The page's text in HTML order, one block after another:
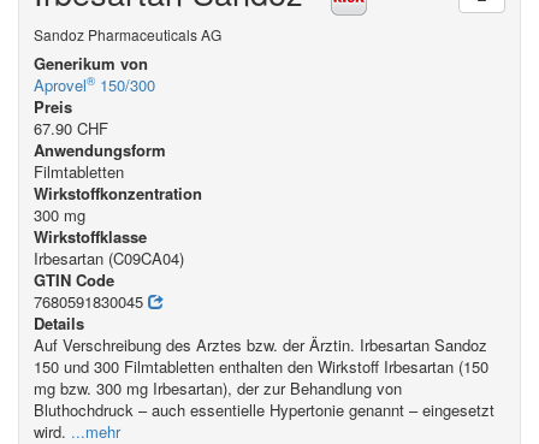
Sandoz Pharmaceuticals AG
Generikum von
Aprovel® 150/300
Preis
67.90 CHF
Anwendungsform
Filmtabletten
Wirkstoffkonzentration
300 mg
Wirkstoffklasse
Irbesartan (C09CA04)
GTIN Code
7680591830045
Details
Auf Verschreibung des Arztes bzw. der Ärztin. Irbesartan Sandoz
150 und 300 Filmtabletten enthalten den Wirkstoff Irbesartan (150
mg bzw. 300 mg Irbesartan), der zur Behandlung von
Bluthochdruck – auch essentielle Hypertonie genannt – eingesetzt
wird. ...mehr